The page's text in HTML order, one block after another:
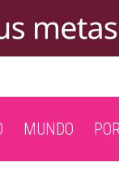
MUNDO